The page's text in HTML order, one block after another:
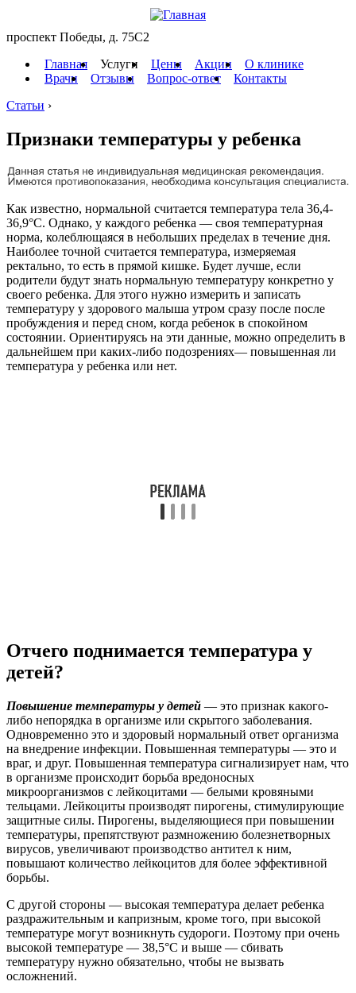
проспект Победы, д. 75C2
Главная
Услуги Цены Акции
О клинике
Врачи
Отзывы Вопрос-ответ
Контакты
Статьи ›
Признаки температуры у ребенка
Как известно, нормальной считается температура тела 36,4-
36,9°С. Однако, у каждого ребенка — своя температурная
норма, колеблющаяся в небольших пределах в течение дня.
Наиболее точной считается температура, измеряемая
ректально, то есть в прямой кишке. Будет лучше, если
родители будут знать нормальную температуру конкретно у
своего ребенка. Для этого нужно измерить и записать
температуру у здорового малыша утром сразу после после
пробуждения и перед сном, когда ребенок в спокойном
состоянии. Ориентируясь на эти данные, можно определить в
дальнейшем при каких-либо подозрениях— повышенная ли
температура у ребенка или нет.
Отчего поднимается температура у
детей?
Повышение температуры у детей — это признак какого-
либо непорядка в организме или скрытого заболевания.
Одновременно это и здоровый нормальный ответ организма
на внедрение инфекции. Повышенная температуры — это и
враг, и друг. Повышенная температура сигнализирует нам, что
в организме происходит борьба вредоносных
микроорганизмов с лейкоцитами — белыми кровяными
тельцами. Лейкоциты производят пирогены, стимулирующие
защитные силы. Пирогены, выделяющиеся при повышении
температуры, препятствуют размножению болезнетворных
вирусов, увеличивают производство антител к ним,
повышают количество лейкоцитов для более эффективной
борьбы.
С другой стороны — высокая температура делает ребенка
раздражительным и капризным, кроме того, при высокой
температуре могут возникнуть судороги. Поэтому при очень
высокой температуре — 38,5°С и выше — сбивать
температуру нужно обязательно, чтобы не вызвать
осложнений.